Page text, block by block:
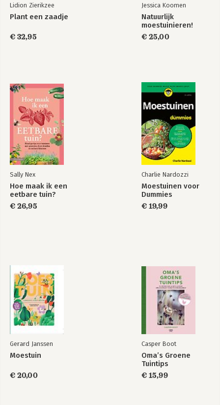
Lidion Zierikzee
Plant een zaadje
€ 32,95
Jessica Koomen
Natuurlijk
moestuinieren!
€ 25,00
Sally Nex
Hoe maak ik een
eetbare tuin?
€ 26,95
Charlie Nardozzi
Moestuinen voor
Dummies
€ 19,99
Gerard Janssen
Moestuin
€ 20,00
Casper Boot
Oma’s Groene
Tuintips
€ 15,99